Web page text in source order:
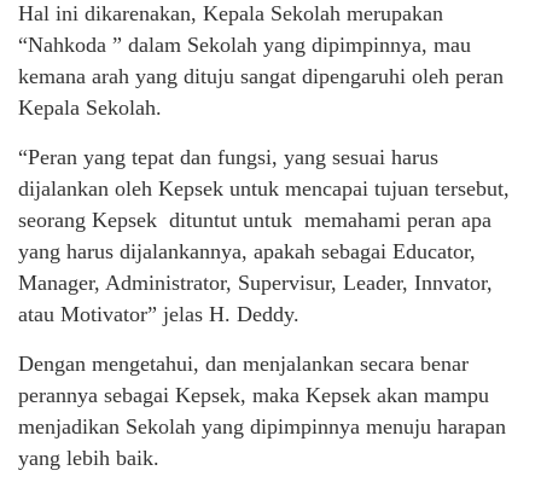
Hal ini dikarenakan, Kepala Sekolah merupakan
“Nahkoda ” dalam Sekolah yang dipimpinnya, mau
kemana arah yang dituju sangat dipengaruhi oleh peran
Kepala Sekolah.
“Peran yang tepat dan fungsi, yang sesuai harus
dijalankan oleh Kepsek untuk mencapai tujuan tersebut,
seorang Kepsek dituntut untuk memahami peran apa
yang harus dijalankannya, apakah sebagai Educator,
Manager, Administrator, Supervisur, Leader, Innvator,
atau Motivator” jelas H. Deddy.
Dengan mengetahui, dan menjalankan secara benar
perannya sebagai Kepsek, maka Kepsek akan mampu
menjadikan Sekolah yang dipimpinnya menuju harapan
yang lebih baik.